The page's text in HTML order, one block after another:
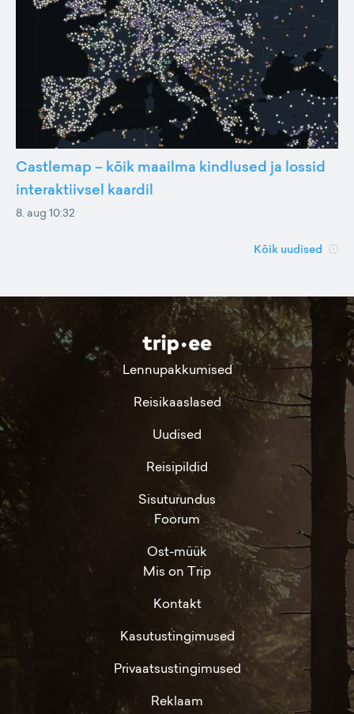
Castlemap – kõik maailma kindlused ja lossid
interaktiivsel kaardil
8. aug 10:32
Kõik uudised
Lennupakkumised
Reisikaaslased
Uudised
Reisipildid
Sisuturundus
Foorum
Ost-müük
Mis on Trip
Kontakt
Kasutustingimused
Privaatsustingimused
Reklaam